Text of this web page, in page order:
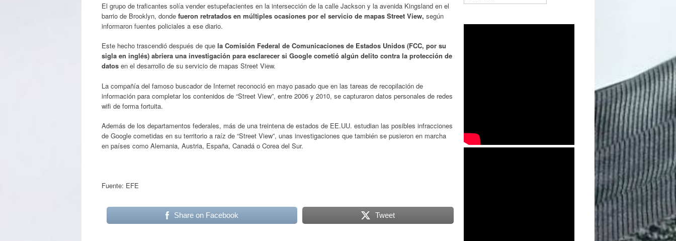
El grupo de traficantes solía vender estupefacientes en la intersección de la calle Jackson y la avenida Kingsland en el
barrio de Brooklyn, donde fueron retratados en múltiples ocasiones por el servicio de mapas Street View, según
informaron fuentes policiales a ese diario.
Este hecho trascendió después de que la Comisión Federal de Comunicaciones de Estados Unidos (FCC, por su
sigla en inglés) abriera una investigación para esclarecer si Google cometió algún delito contra la protección de
datos en el desarrollo de su servicio de mapas Street View.
La compañía del famoso buscador de Internet reconoció en mayo pasado que en las tareas de recopilación de
información para completar los contenidos de “Street View”, entre 2006 y 2010, se capturaron datos personales de redes
wifi de forma fortuita.
Además de los departamentos federales, más de una treintena de estados de EE.UU. estudian las posibles infracciones
de Google cometidas en su territorio a raíz de “Street View”, unas investigaciones que también se pusieron en marcha
en países como Alemania, Austria, España, Canadá o Corea del Sur.
Fuente: EFE
Share on Facebook Tweet